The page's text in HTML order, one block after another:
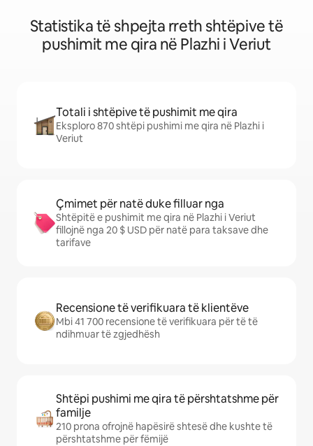
Statistika të shpejta rreth shtëpive të
pushimit me qira në Plazhi i Veriut
Totali i shtëpive të pushimit me qira
Eksploro 870 shtëpi pushimi me qira në Plazhi i
Veriut
Çmimet për natë duke filluar nga
Shtëpitë e pushimit me qira në Plazhi i Veriut
fillojnë nga 20 $ USD për natë para taksave dhe
tarifave
Recensione të verifikuara të klientëve
Mbi 41 700 recensione të verifikuara për të të
ndihmuar të zgjedhësh
Shtëpi pushimi me qira të përshtatshme për
familje
210 prona ofrojnë hapësirë shtesë dhe kushte të
përshtatshme për fëmijë